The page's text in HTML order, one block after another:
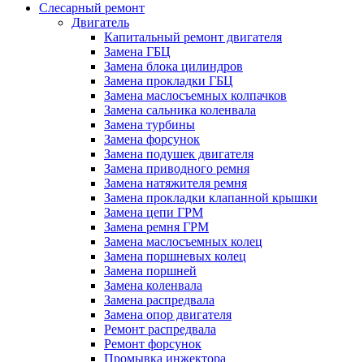
Слесарный ремонт
Двигатель
Капитальный ремонт двигателя
Замена ГБЦ
Замена блока цилиндров
Замена прокладки ГБЦ
Замена маслосъемных колпачков
Замена сальника коленвала
Замена турбины
Замена форсунок
Замена подушек двигателя
Замена приводного ремня
Замена натяжителя ремня
Замена прокладки клапанной крышки
Замена цепи ГРМ
Замена ремня ГРМ
Замена маслосъемных колец
Замена поршневых колец
Замена поршней
Замена коленвала
Замена распредвала
Замена опор двигателя
Ремонт распредвала
Ремонт форсунок
Промывка инжектора